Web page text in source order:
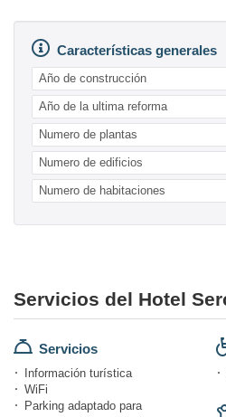
Características generales
Año de construcción
Año de la ultima reforma
Numero de plantas
Numero de edificios
Numero de habitaciones
Servicios del Hotel
Servicios
Información turística
WiFi
Parking adaptado para